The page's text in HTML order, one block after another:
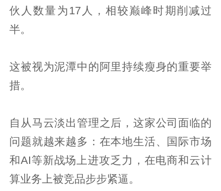
伙人数量为17人，相较巅峰时期削减过
半。
这被视为泥潭中的阿里持续瘦身的重要举
措。
自从马云淡出管理之后，这家公司面临的
问题就越来越多：在本地生活、国际市场
和AI等新战场上进攻乏力，在电商和云计
算业务上被竞品步步紧逼。